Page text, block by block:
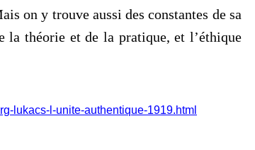
on y trouve aussi des constantes de sa
la théorie et de la pratique, et l’éthique
lukacs-l-unite-authentique-1919.html